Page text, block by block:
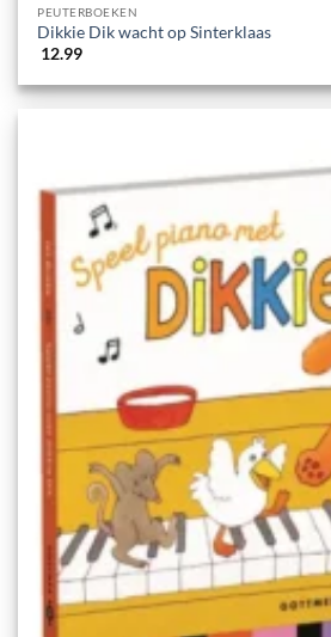
PEUTERBOEKEN
Dikkie Dik wacht op Sinterklaas
12.99